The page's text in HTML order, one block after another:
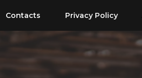
Contacts Privacy Policy